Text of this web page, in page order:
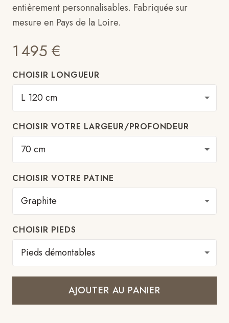
entièrement personnalisables. Fabriquée sur
mesure en Pays de la Loire.
1 495 €
CHOISIR LONGUEUR
CHOISIR VOTRE LARGEUR/PROFONDEUR
CHOISIR VOTRE PATINE
CHOISIR PIEDS
AJOUTER AU PANIER